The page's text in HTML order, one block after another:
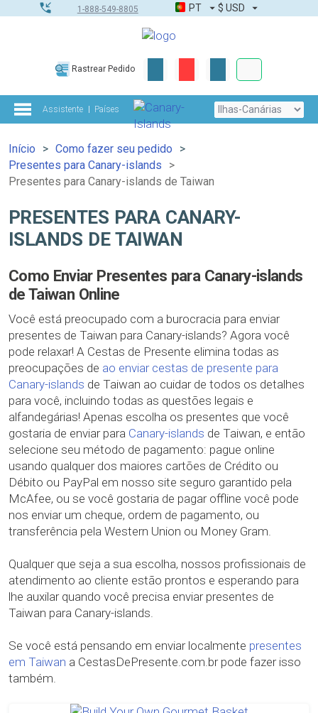
1-888-549-8805 PT $ USD
Rastrear Pedido
Assistente Países
Início
Como fazer seu pedido
Presentes para Canary-islands
Presentes para Canary-islands de Taiwan
PRESENTES PARA CANARY-
ISLANDS DE TAIWAN
Como Enviar Presentes para Canary-islands
de Taiwan Online
Você está preocupado com a burocracia para enviar
presentes de Taiwan para Canary-islands? Agora você
pode relaxar! A Cestas de Presente elimina todas as
preocupações de ao enviar cestas de presente para
Canary-islands de Taiwan ao cuidar de todos os detalhes
para você, incluindo todas as questões legais e
alfandegárias! Apenas escolha os presentes que você
gostaria de enviar para Canary-islands de Taiwan, e então
selecione seu método de pagamento: pague online
usando qualquer dos maiores cartões de Crédito ou
Débito ou PayPal em nosso site seguro garantido pela
McAfee, ou se você gostaria de pagar offline você pode
nos enviar um cheque, ordem de pagamento, ou
transferência pela Western Union ou Money Gram.
Qualquer que seja a sua escolha, nossos profissionais de
atendimento ao cliente estão prontos e esperando para
lhe auxilar quando você precisa enviar presentes de
Taiwan para Canary-islands.
Se você está pensando em enviar localmente presentes
em Taiwan a CestasDePresente.com.br pode fazer isso
também.